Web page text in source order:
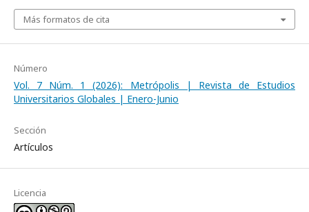
Más formatos de cita
Número
Vol. 7 Núm. 1 (2026): Metrópolis | Revista de Estudios
Universitarios Globales | Enero-Junio
Sección
Artículos
Licencia